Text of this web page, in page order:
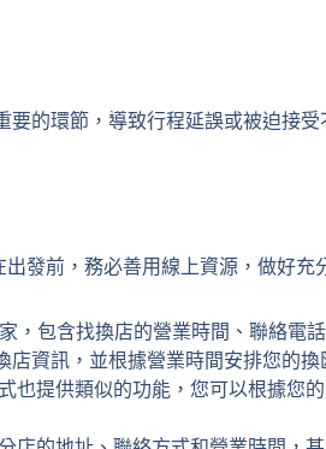
的環節，導致行程延誤或被迫接受
發前，務必善用線上資源，做好充
，包含找換店的營業時間、聯絡電
資訊，並根據營業時間安排您的換
提供類似的功能，您可以根據您